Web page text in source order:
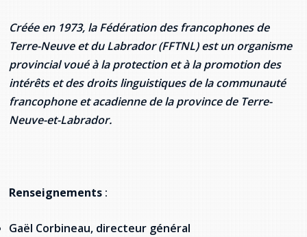
Créée en 1973, la Fédération des francophones de
Terre-Neuve et du Labrador (FFTNL) est un organisme
provincial voué à la protection et à la promotion des
intérêts et des droits linguistiques de la communauté
francophone et acadienne de la province de Terre-
Neuve-et-Labrador.
Renseignements :
Gaël Corbineau, directeur général